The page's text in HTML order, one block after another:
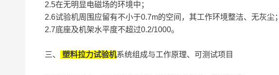
2.5在无明显电磁场的环境中；
2.6试验机周围应留有不小于0.7m的空间，其工作环境整洁、无灰尘；
2.7底座及机架水平度不超过0.2/1000。
三、 塑料拉力试验机系统组成与工作原理、可测试项目